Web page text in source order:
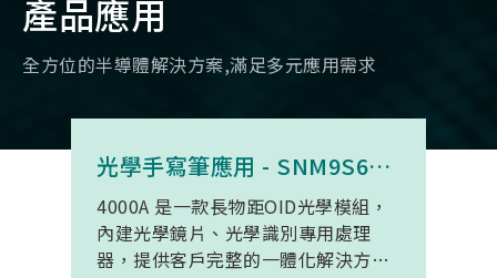
產品應用
全方位的半導體解決方案,滿足多元應用需求
光學手寫筆應用 - SNM9S6100BC4000A
4000A 是一款長物距OID光學模組，
內建光學鏡片、光學識別專用處理
器，提供客戶完整的一體化解決方